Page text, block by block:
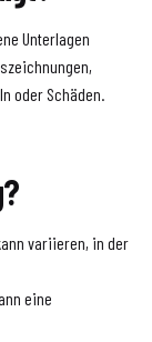
Unterlagen
oder Schäden.
variieren, in der
eine